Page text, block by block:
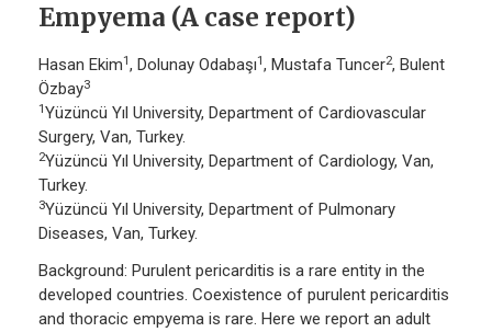
Empyema (A case report)
Hasan Ekim1, Dolunay Odabaşı1, Mustafa Tuncer2, Bulent
Özbay3
1Yüzüncü Yıl University, Department of Cardiovascular
Surgery, Van, Turkey.
2Yüzüncü Yıl University, Department of Cardiology, Van,
Turkey.
3Yüzüncü Yıl University, Department of Pulmonary
Diseases, Van, Turkey.
Background: Purulent pericarditis is a rare entity in the
developed countries. Coexistence of purulent pericarditis
and thoracic empyema is rare. Here we report an adult